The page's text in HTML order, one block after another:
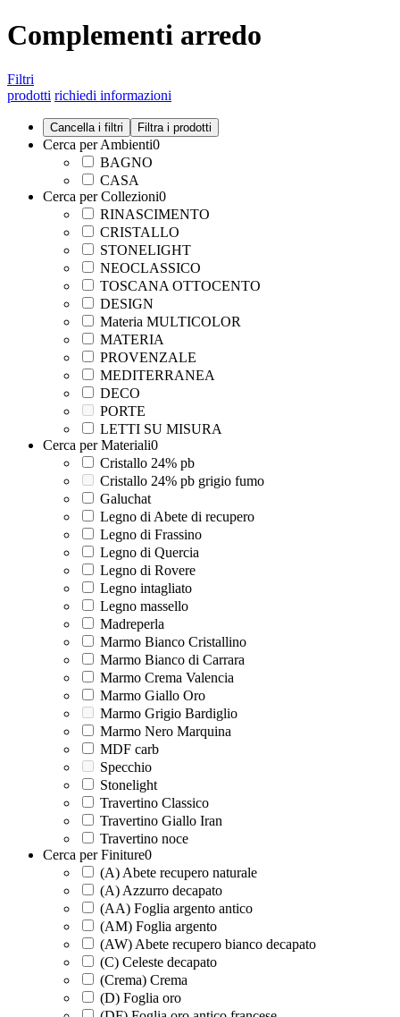
Complementi arredo
Filtri
prodotti richiedi informazioni
Cerca per Ambienti0
BAGNO
CASA
Cerca per Collezioni0
RINASCIMENTO
CRISTALLO
STONELIGHT
NEOCLASSICO
TOSCANA OTTOCENTO
DESIGN
Materia MULTICOLOR
MATERIA
PROVENZALE
MEDITERRANEA
DECO
PORTE
LETTI SU MISURA
Cerca per Materiali0
Cristallo 24% pb
Cristallo 24% pb grigio fumo
Galuchat
Legno di Abete di recupero
Legno di Frassino
Legno di Quercia
Legno di Rovere
Legno intagliato
Legno massello
Madreperla
Marmo Bianco Cristallino
Marmo Bianco di Carrara
Marmo Crema Valencia
Marmo Giallo Oro
Marmo Grigio Bardiglio
Marmo Nero Marquina
MDF carb
Specchio
Stonelight
Travertino Classico
Travertino Giallo Iran
Travertino noce
Cerca per Finiture0
(A) Abete recupero naturale
(A) Azzurro decapato
(AA) Foglia argento antico
(AM) Foglia argento
(AW) Abete recupero bianco decapato
(C) Celeste decapato
(Crema) Crema
(D) Foglia oro